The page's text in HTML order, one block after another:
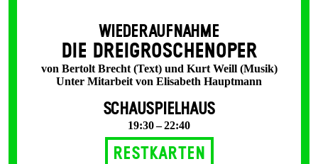
WIEDERAUFNAHME
DIE DREI­GROSCHEN­OPER
von Bertolt Brecht (Text) und Kurt Weill (Musik)
Unter Mitarbeit von Elisabeth Hauptmann
SCHAUSPIELHAUS
19:30 – 22:40
Restkarten